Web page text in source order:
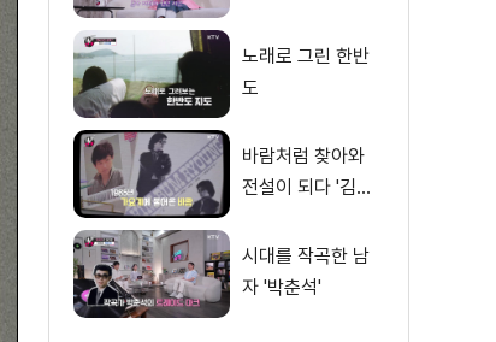
노래로 그린 한반
도
바람처럼 찾아와
전설이 되다 '김범
시대를 작곡한 남
자 '박춘석'